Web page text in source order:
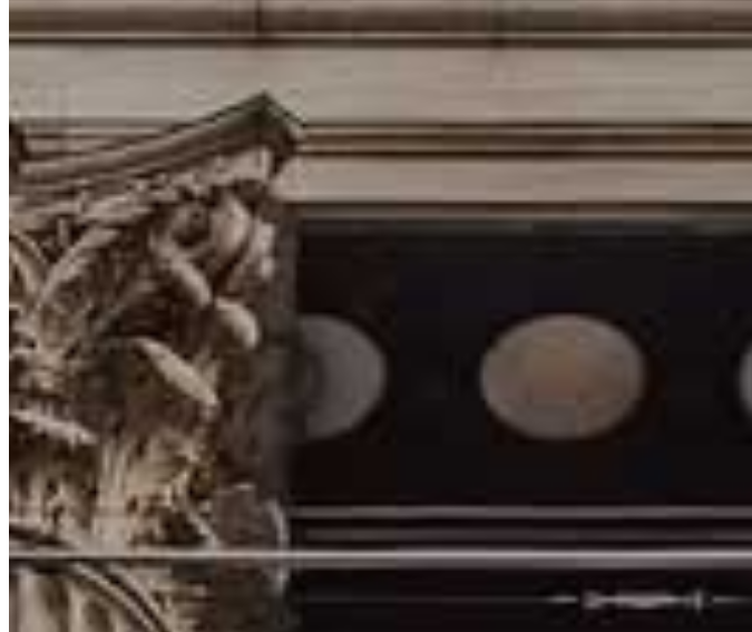
Naše hodnoty
Odbornosť overená praxou
Všetky naše články a recenzie pripravujú investiční experti s dlhoročnou praxou, ktorí do obsahu
Objektivita na prvom mieste
Pri každej recenzii a porovnaní sa opierame o overenú metodiku založenú na reálnych dátach a
investičný zážitok pre používateľa.
Vzdelávanie pre každého
Veríme, že dobre informovaný investor je úspešný investor. Pravidelne pridávame nové odborné
Náš tím
Spoznajte tím expertov, ktorí stoja za portálom Uspesnynaburze.sk.
Lukáš Ištvan